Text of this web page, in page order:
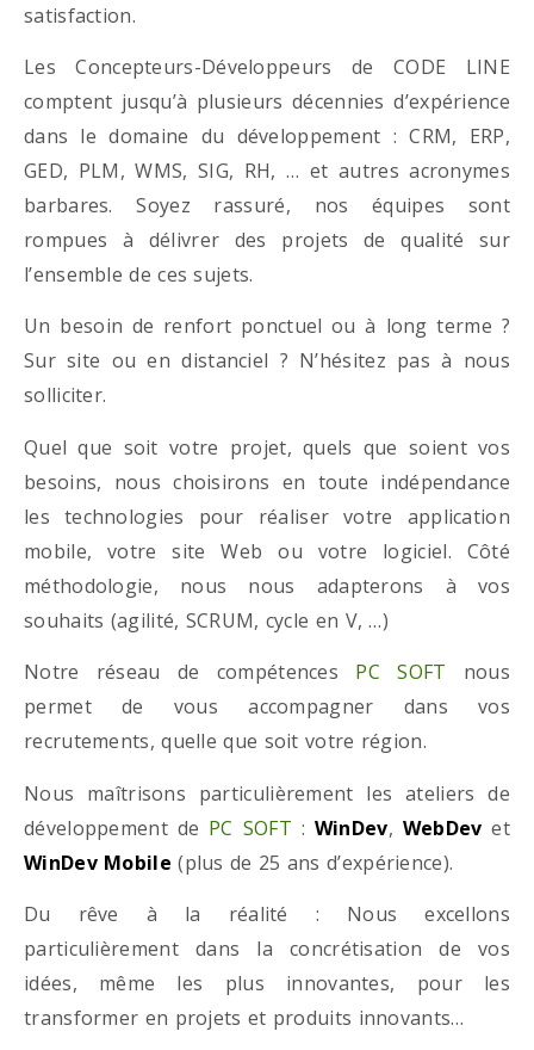
satisfaction.
Les Concepteurs-Développeurs de CODE LINE
comptent jusqu’à plusieurs décennies d’expérience
dans le domaine du développement : CRM, ERP,
GED, PLM, WMS, SIG, RH, … et autres acronymes
barbares. Soyez rassuré, nos équipes sont
rompues à délivrer des projets de qualité sur
l’ensemble de ces sujets.
Un besoin de renfort ponctuel ou à long terme ?
Sur site ou en distanciel ? N’hésitez pas à nous
solliciter.
Quel que soit votre projet, quels que soient vos
besoins, nous choisirons en toute indépendance
les technologies pour réaliser votre application
mobile, votre site Web ou votre logiciel. Côté
méthodologie, nous nous adapterons à vos
souhaits (agilité, SCRUM, cycle en V, …)
Notre réseau de compétences PC SOFT nous
permet de vous accompagner dans vos
recrutements, quelle que soit votre région.
Nous maîtrisons particulièrement les ateliers de
développement de PC SOFT : WinDev, WebDev et
WinDev Mobile (plus de 25 ans d’expérience).
Du rêve à la réalité : Nous excellons
particulièrement dans la concrétisation de vos
idées, même les plus innovantes, pour les
transformer en projets et produits innovants…